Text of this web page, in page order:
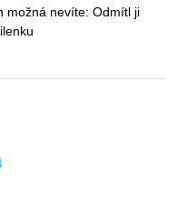
možná nevíte: Odmítl ji